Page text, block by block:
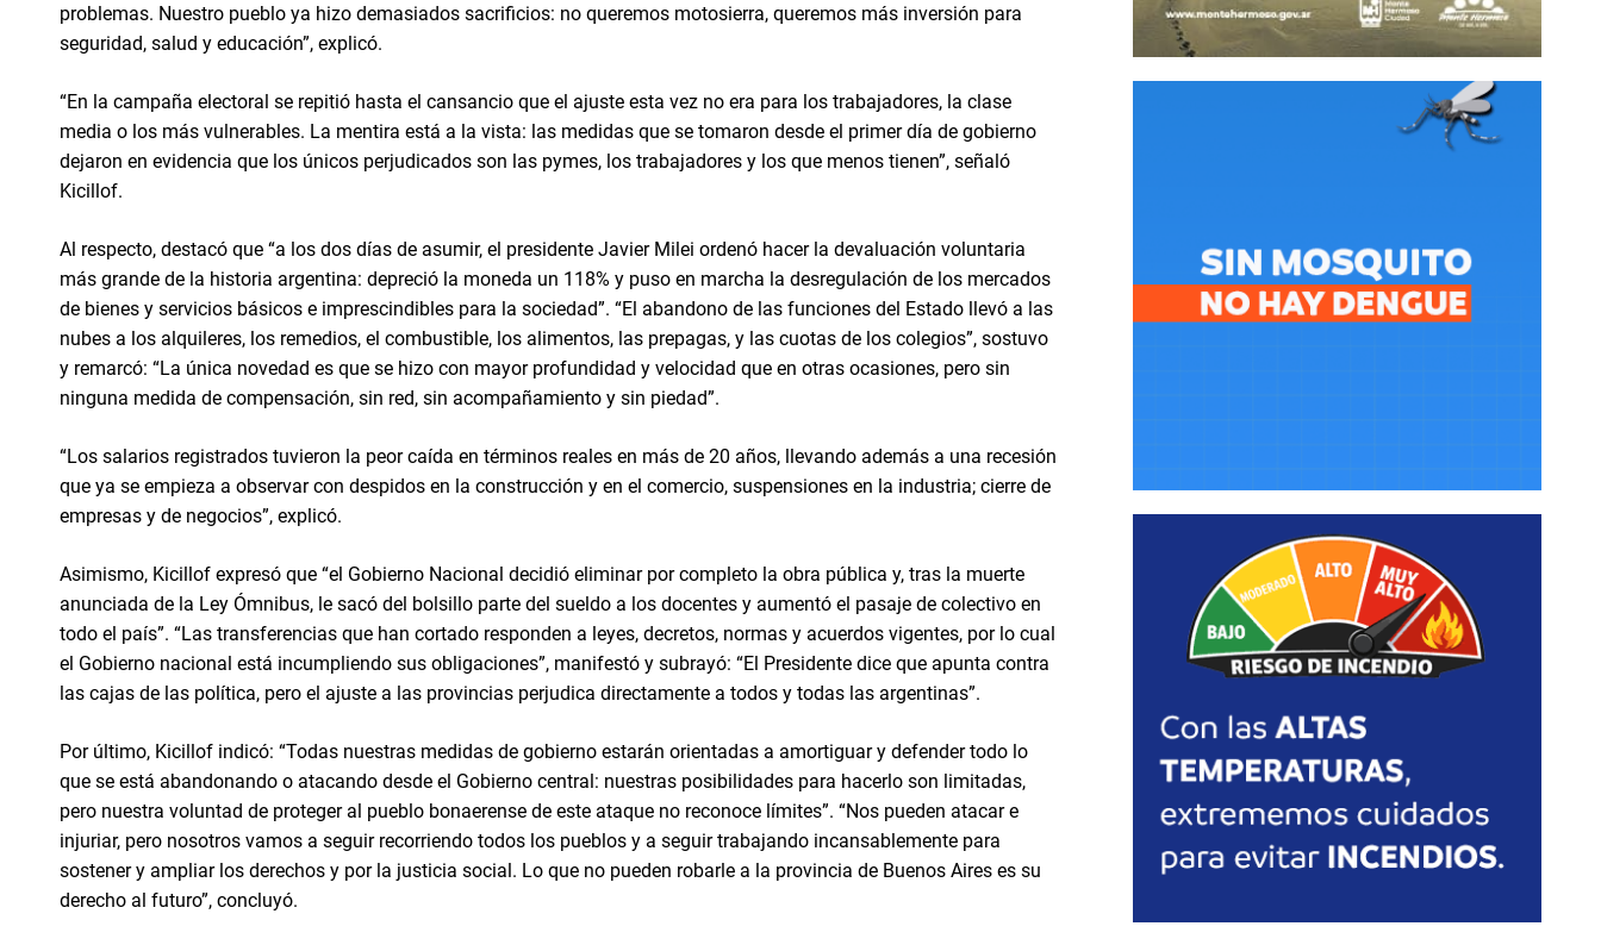
problemas. Nuestro pueblo ya hizo demasiados sacrificios: no queremos motosierra, queremos más inversión para
seguridad, salud y educación”, explicó.
“En la campaña electoral se repitió hasta el cansancio que el ajuste esta vez no era para los trabajadores, la clase
media o los más vulnerables. La mentira está a la vista: las medidas que se tomaron desde el primer día de gobierno
dejaron en evidencia que los únicos perjudicados son las pymes, los trabajadores y los que menos tienen”, señaló
Kicillof.
Al respecto, destacó que “a los dos días de asumir, el presidente Javier Milei ordenó hacer la devaluación voluntaria
más grande de la historia argentina: depreció la moneda un 118% y puso en marcha la desregulación de los mercados
de bienes y servicios básicos e imprescindibles para la sociedad”. “El abandono de las funciones del Estado llevó a las
nubes a los alquileres, los remedios, el combustible, los alimentos, las prepagas, y las cuotas de los colegios”, sostuvo
y remarcó: “La única novedad es que se hizo con mayor profundidad y velocidad que en otras ocasiones, pero sin
ninguna medida de compensación, sin red, sin acompañamiento y sin piedad”.
“Los salarios registrados tuvieron la peor caída en términos reales en más de 20 años, llevando además a una recesión
que ya se empieza a observar con despidos en la construcción y en el comercio, suspensiones en la industria; cierre de
empresas y de negocios”, explicó.
Asimismo, Kicillof expresó que “el Gobierno Nacional decidió eliminar por completo la obra pública y, tras la muerte
anunciada de la Ley Ómnibus, le sacó del bolsillo parte del sueldo a los docentes y aumentó el pasaje de colectivo en
todo el país”. “Las transferencias que han cortado responden a leyes, decretos, normas y acuerdos vigentes, por lo cual
el Gobierno nacional está incumpliendo sus obligaciones”, manifestó y subrayó: “El Presidente dice que apunta contra
las cajas de las política, pero el ajuste a las provincias perjudica directamente a todos y todas las argentinas”.
Por último, Kicillof indicó: “Todas nuestras medidas de gobierno estarán orientadas a amortiguar y defender todo lo
que se está abandonando o atacando desde el Gobierno central: nuestras posibilidades para hacerlo son limitadas,
pero nuestra voluntad de proteger al pueblo bonaerense de este ataque no reconoce límites”. “Nos pueden atacar e
injuriar, pero nosotros vamos a seguir recorriendo todos los pueblos y a seguir trabajando incansablemente para
sostener y ampliar los derechos y por la justicia social. Lo que no pueden robarle a la provincia de Buenos Aires es su
derecho al futuro”, concluyó.